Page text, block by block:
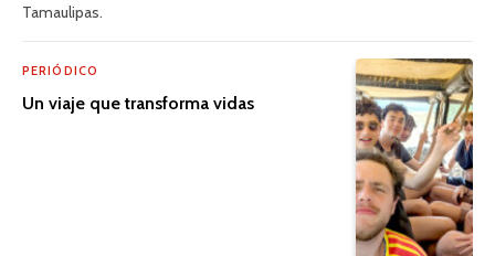
Tamaulipas.
PERIÓDICO
Un viaje que transforma vidas